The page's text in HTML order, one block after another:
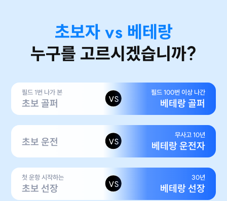
초보자 vs 베테랑
누구를 고르시겠습니까?
필드 1번 나가 본
초보 골퍼 VS
필드 100번 이상 나간
베테랑 골퍼
초보 운전 VS
무사고 10년
베테랑 운전자
첫 운항 시작하는
초보 선장 VS
30년
베테랑 선장